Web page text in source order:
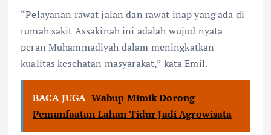
“Pelayanan rawat jalan dan rawat inap yang ada di
rumah sakit Assakinah ini adalah wujud nyata
peran Muhammadiyah dalam meningkatkan
kualitas kesehatan masyarakat,” kata Emil.
BACA JUGA Wabup Mimik Dorong
Pemanfaatan Lahan Tidur Jadi Agrowisata